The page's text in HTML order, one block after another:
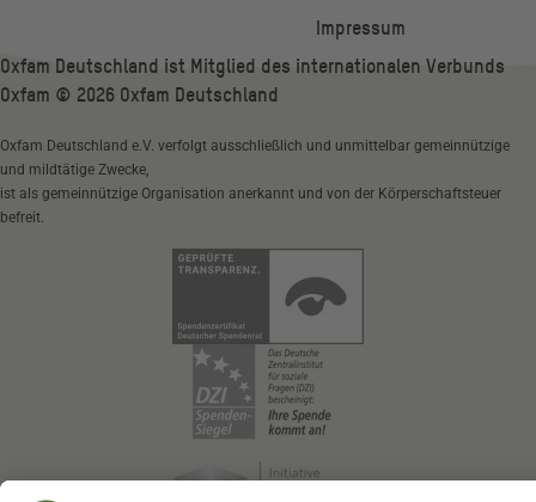
Impressum
Oxfam Deutschland ist Mitglied des internationalen Verbunds
Oxfam © 2026 Oxfam Deutschland
Oxfam Deutschland e.V. verfolgt ausschließlich und unmittelbar gemeinnützige
und mildtätige Zwecke,
ist als gemeinnützige Organisation anerkannt und von der Körperschaftsteuer
befreit.